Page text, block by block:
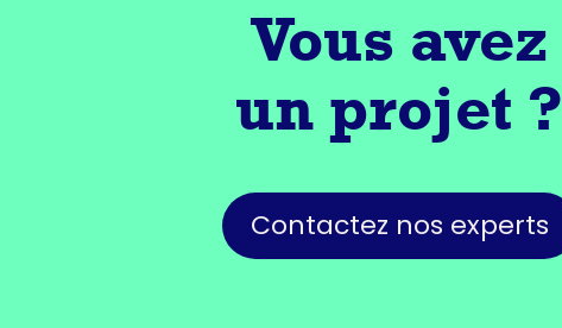
Vous avez
un projet ?
Contactez nos experts